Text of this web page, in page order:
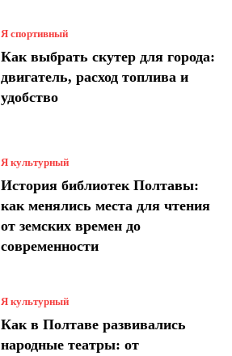
Я спортивный
Как выбрать скутер для города:
двигатель, расход топлива и
удобство
Я культурный
История библиотек Полтавы:
как менялись места для чтения
от земских времен до
современности
Я культурный
Как в Полтаве развивались
народные театры: от